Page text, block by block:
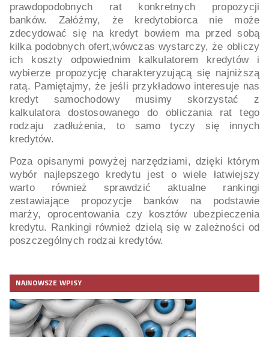
prawdopodobnych rat konkretnych propozycji
banków. Załóżmy, że kredytobiorca nie może
zdecydować się na kredyt bowiem ma przed sobą
kilka podobnych ofert,wówczas wystarczy, że obliczy
ich koszty odpowiednim kalkulatorem kredytów i
wybierze propozycję charakteryzującą się najniższą
ratą. Pamiętajmy, że jeśli przykładowo interesuje nas
kredyt samochodowy musimy skorzystać z
kalkulatora dostosowanego do obliczania rat tego
rodzaju zadłużenia, to samo tyczy się innych
kredytów.
Poza opisanymi powyżej narzędziami, dzięki którym
wybór najlepszego kredytu jest o wiele łatwiejszy
warto również sprawdzić aktualne rankingi
zestawiające propozycje banków na podstawie
marży, oprocentowania czy kosztów ubezpieczenia
kredytu. Rankingi również dzielą się w zależności od
poszczególnych rodzai kredytów.
NAJNOWSZE WPISY